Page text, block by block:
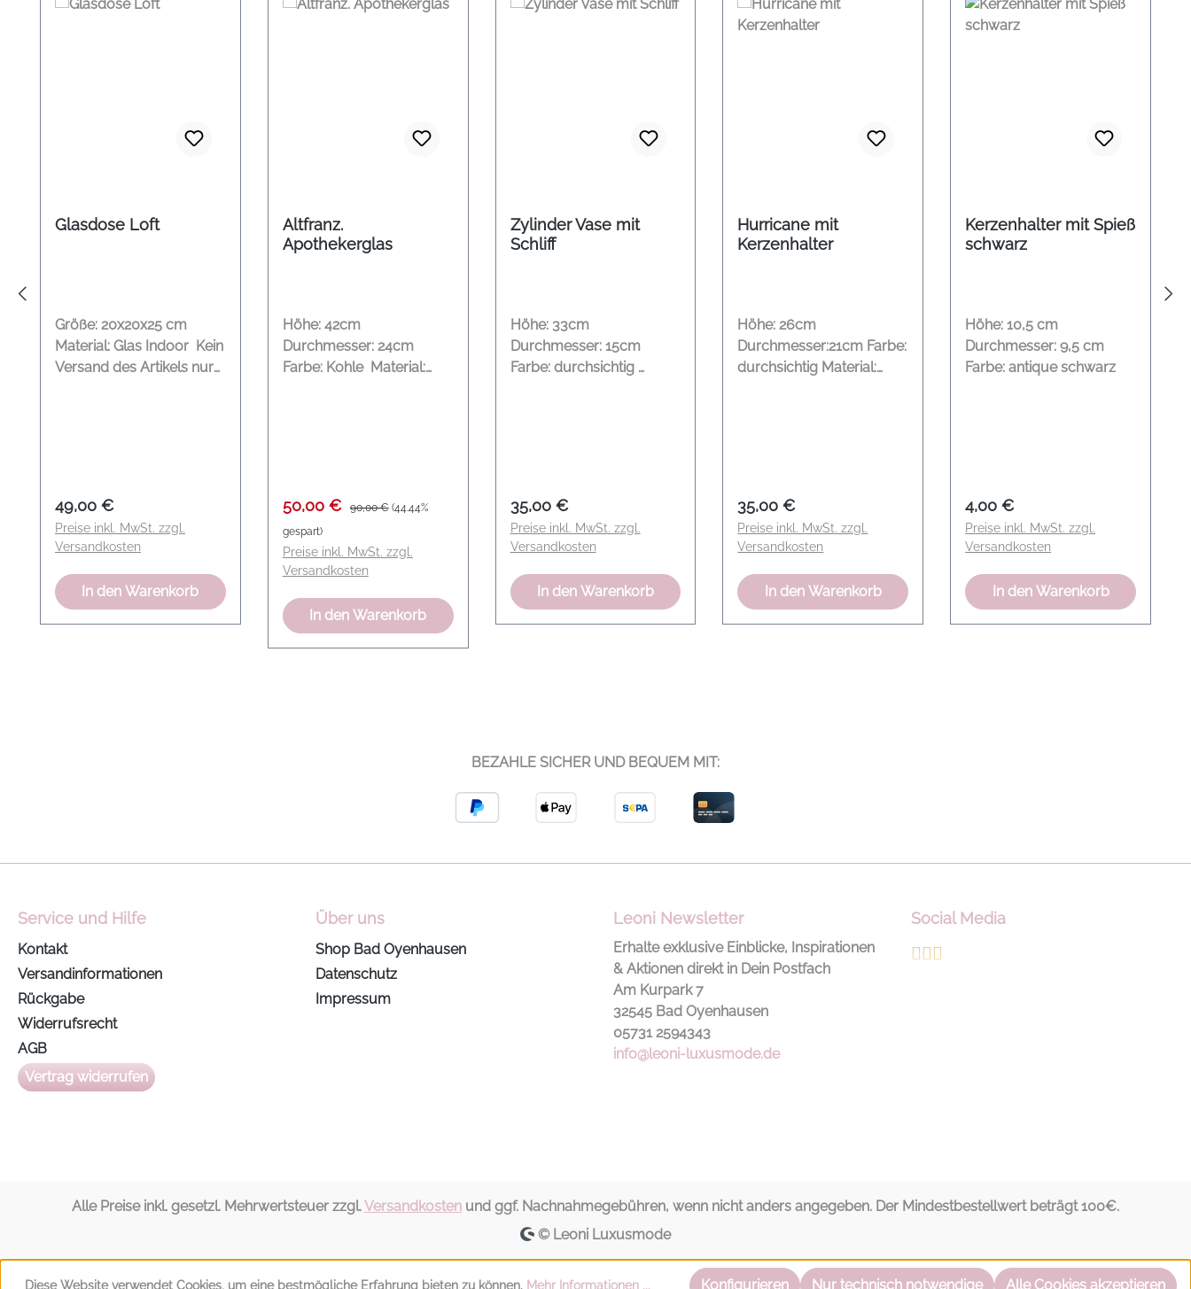
Glasdose Loft
Größe: 20x20x25 cm
Material: Glas Indoor Kein
Versand des Artikels nur
Regulärer Preis:
49,00 €
Preise inkl. MwSt. zzgl.
Versandkosten
In den Warenkorb
Altfranz.
Apothekerglas
Höhe: 42cm
Durchmesser: 24cm
Farbe: Kohle Material:
Verkaufspreis:
50,00 € Regulärer Preis:
90,00 € (44.44%
gespart)
Preise inkl. MwSt. zzgl.
Versandkosten
In den Warenkorb
Zylinder Vase mit
Schliff
Höhe: 33cm
Durchmesser: 15cm
Farbe: durchsichtig
Regulärer Preis:
35,00 €
Preise inkl. MwSt. zzgl.
Versandkosten
In den Warenkorb
Hurricane mit
Kerzenhalter
Höhe: 26cm
Durchmesser:21cm Farbe:
durchsichtig Material:
Regulärer Preis:
35,00 €
Preise inkl. MwSt. zzgl.
Versandkosten
In den Warenkorb
Kerzenhalter mit Spieß
schwarz
Höhe: 10,5 cm
Durchmesser: 9,5 cm
Farbe: antique schwarz
Regulärer Preis:
4,00 €
Preise inkl. MwSt. zzgl.
Versandkosten
In den Warenkorb
BEZAHLE SICHER UND BEQUEM MIT:
Service und Hilfe
Kontakt
Versandinformationen
Rückgabe
Widerrufsrecht
AGB
Vertrag widerrufen
Über uns
Shop Bad Oyenhausen
Datenschutz
Impressum
Leoni Newsletter
Erhalte exklusive Einblicke, Inspirationen
& Aktionen direkt in Dein Postfach
Am Kurpark 7
32545 Bad Oyenhausen
05731 2594343
info@leoni-luxusmode.de
Social Media
Alle Preise inkl. gesetzl. Mehrwertsteuer zzgl.Versandkosten und ggf. Nachnahmegebühren, wenn nicht anders angegeben. Der Mindestbestellwert beträgt 100€.
© Leoni Luxusmode
Diese Website verwendet Cookies, um eine bestmögliche Erfahrung bieten zu können. Mehr Informationen ... Nur technisch notwendige
Konfigurieren Alle Cookies akzeptieren